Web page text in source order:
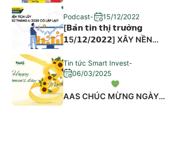
Podcast- 15/12/2022
[𝗕𝗮̉𝗻 𝘁𝗶𝗻 𝘁𝗵𝗶̣ 𝘁𝗿𝘂̛𝗼̛̀𝗻𝗴
𝟭5/𝟭𝟮/𝟮𝟬𝟮𝟮] XÂY NỀN
THÁNG 4/2020 CÓ LẶP
LẠI?
Tin tức Smart Invest-
06/03/2025
AAS CHÚC MỪNG NGÀY